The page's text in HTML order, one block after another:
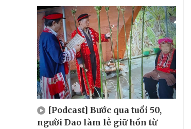
[Podcast] Bước qua tuổi 50,
người Dao làm lễ giữ hồn từ